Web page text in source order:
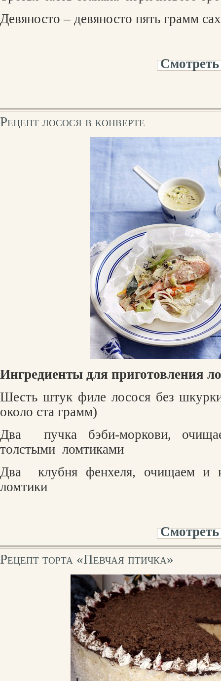
Девяносто – девяносто пять грамм
Рецепт лосося в конверте
Ингредиенты для приготовления
Шесть штук филе лосося без
около ста грамм)
Два
пучка бэби-моркови,
толстыми ломтиками
Два
клубня фенхеля, очищаем и
ломтики
Рецепт торта «Певчая птичка»